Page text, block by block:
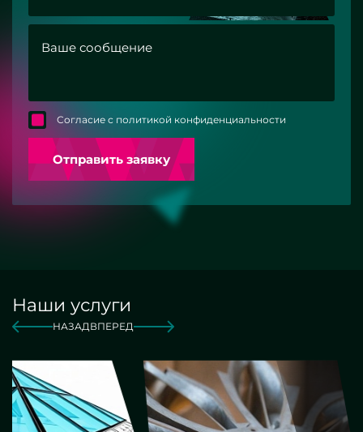
Согласие с политикой конфиденциальности
Отправить заявку
Наши услуги
НАЗАДВПЕРЕД